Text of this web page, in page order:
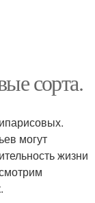
сорта.
могут
жизни